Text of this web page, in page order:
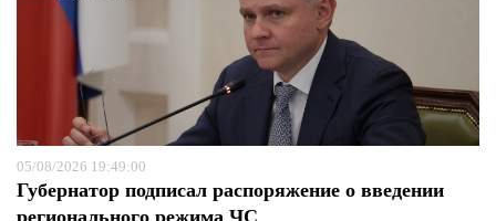
05/08/2026 19:49:00
Губернатор подписал распоряжение о введении
регионального режима ЧС